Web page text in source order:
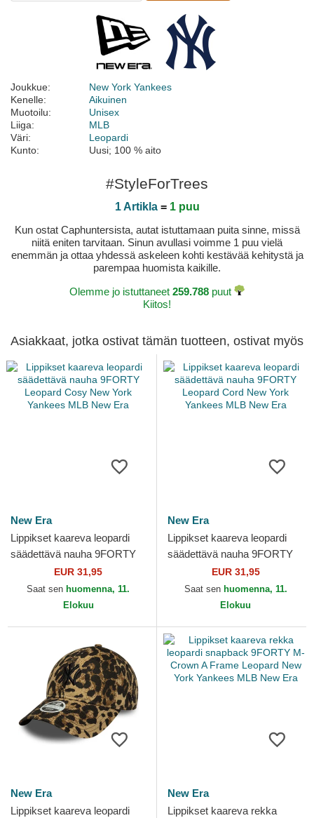
Joukkue:
New York Yankees
Kenelle:
Aikuinen
Muotoilu:
Unisex
Liiga:
MLB
Väri:
Leopardi
Kunto:
Uusi; 100 % aito
#StyleForTrees
1 Artikla= 1 puu
Kun ostat Caphuntersista, autat istuttamaan puita sinne, missä
niitä eniten tarvitaan. Sinun avullasi voimme 1 puu vielä
enemmän ja ottaa yhdessä askeleen kohti kestävää kehitystä ja
parempaa huomista kaikille.
Olemme jo istuttaneet 259.788 puut
Kiitos!
Asiakkaat, jotka ostivat tämän tuotteen, ostivat myös
New Era
Lippikset kaareva leopardi
säädettävä nauha 9FORTY
Leopard Cosy New York
Yankees MLB New Era
EUR 31,95
Saat sen huomenna, 11.
Elokuu
New Era
Lippikset kaareva leopardi
säädettävä nauha 9FORTY
Leopard Cord New York
Yankees MLB New Era
EUR 31,95
Saat sen huomenna, 11.
Elokuu
New Era
Lippikset kaareva leopardi
New Era
Lippikset kaareva rekka